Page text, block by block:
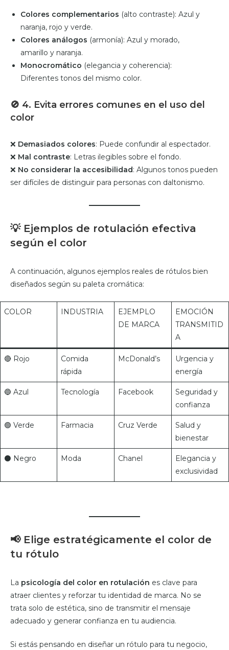
Colores complementarios (alto contraste): Azul y
naranja, rojo y verde.
Colores análogos (armonía): Azul y morado,
amarillo y naranja.
Monocromático (elegancia y coherencia):
Diferentes tonos del mismo color.
🚫 4. Evita errores comunes en el uso del
color
❌ Demasiados colores: Puede confundir al espectador.
❌ Mal contraste: Letras ilegibles sobre el fondo.
❌ No considerar la accesibilidad: Algunos tonos pueden
ser difíciles de distinguir para personas con daltonismo.
💡 Ejemplos de rotulación efectiva
según el color
A continuación, algunos ejemplos reales de rótulos bien
diseñados según su paleta cromática:
COLOR INDUSTRIA
EJEMPLO
DE MARCA
EMOCIÓN
TRANSMITID
A
🔴 Rojo
Comida
rápida
McDonald’s
Urgencia y
energía
🔵 Azul Tecnología Facebook
Seguridad y
confianza
🟢 Verde Farmacia Cruz Verde
Salud y
bienestar
⚫ Negro Moda Chanel
Elegancia y
exclusividad
📢 Elige estratégicamente el color de
tu rótulo
La psicología del color en rotulación es clave para
atraer clientes y reforzar tu identidad de marca. No se
trata solo de estética, sino de transmitir el mensaje
adecuado y generar confianza en tu audiencia.
Si estás pensando en diseñar un rótulo para tu negocio,